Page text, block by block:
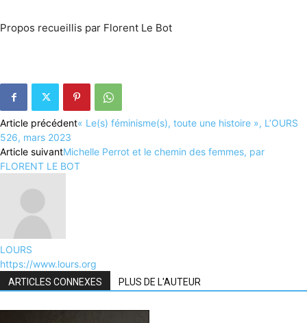
Propos recueillis par Florent Le Bot
Article précédent« Le(s) féminisme(s), toute une histoire », L’OURS
526, mars 2023
Article suivantMichelle Perrot et le chemin des femmes, par
FLORENT LE BOT
LOURS
https://www.lours.org
ARTICLES CONNEXES PLUS DE L'AUTEUR